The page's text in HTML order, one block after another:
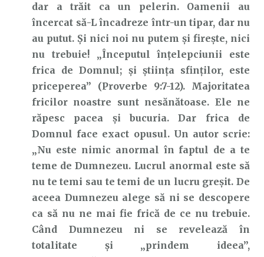
dar a trăit ca un pelerin. Oamenii au
încercat să-L încadreze într-un tipar, dar nu
au putut. Și nici noi nu putem și firește, nici
nu trebuie! „Începutul înţelepciunii este
frica de Domnul; şi ştiinţa sfinţilor, este
priceperea” (Proverbe 9:7-12). Majoritatea
fricilor noastre sunt nesănătoase. Ele ne
răpesc pacea și bucuria. Dar frica de
Domnul face exact opusul. Un autor scrie:
„Nu este nimic anormal în faptul de a te
teme de Dumnezeu. Lucrul anormal este să
nu te temi sau te temi de un lucru greșit. De
aceea Dumnezeu alege să ni se descopere
ca să nu ne mai fie frică de ce nu trebuie.
Când Dumnezeu ni se revelează în
totalitate și „prindem ideea”,